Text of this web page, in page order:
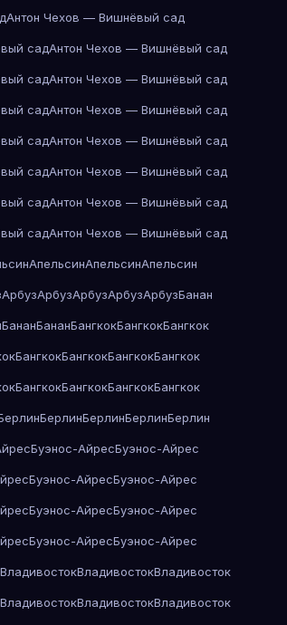
Антон Чехов — Вишнёвый сад
садАнтон Чехов — Вишнёвый сад
садАнтон Чехов — Вишнёвый сад
садАнтон Чехов — Вишнёвый сад
садАнтон Чехов — Вишнёвый сад
садАнтон Чехов — Вишнёвый сад
садАнтон Чехов — Вишнёвый сад
садАнтон Чехов — Вишнёвый сад
АпельсинАпельсинАпельсин
АрбузАрбузАрбузАрбузАрбузБанан
БананБананБангкокБангкокБангкок
БангкокБангкокБангкокБангкок
БангкокБангкокБангкокБангкок
БерлинБерлинБерлинБерлин
Буэнос-АйресБуэнос-Айрес
Буэнос-АйресБуэнос-Айрес
Буэнос-АйресБуэнос-Айрес
Буэнос-АйресБуэнос-Айрес
ВладивостокВладивостокВладивосток
ВладивостокВладивостокВладивосток